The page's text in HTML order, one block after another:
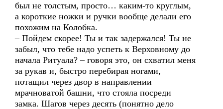
был не толстым, просто… каким-то круглым,
а короткие ножки и ручки вообще делали его
похожим на Колобка.
– Пойдем скорее! Ты и так задержался! Ты не
забыл, что тебе надо успеть к Верховному до
начала Ритуала? – говоря это, он схватил меня
за рукав и, быстро перебирая ногами,
потащил через двор в направлении
мрачноватой башни, что стояла посреди
замка. Шагов через десять (понятно дело